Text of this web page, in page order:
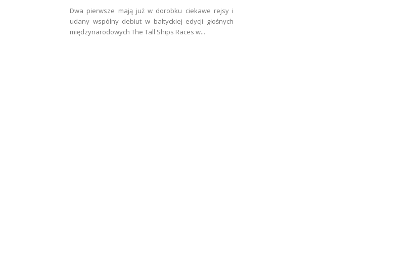
Dwa pierwsze mają już w dorobku ciekawe rejsy i
udany wspólny debiut w bałtyckiej edycji głośnych
międzynarodowych The Tall Ships Races w...